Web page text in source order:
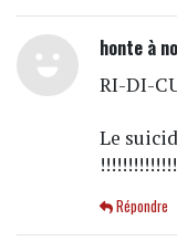
honte à
RI-DI-
Le
Répondre